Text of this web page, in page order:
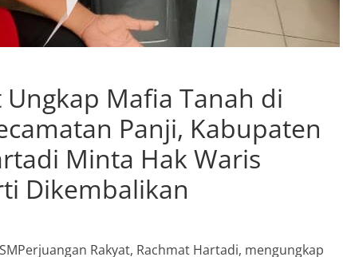
Ungkap Mafia Tanah di
Panji, Kabupaten
Minta Hak Waris
Dikembalikan
Rakyat, Rachmat Hartadi, mengungkap
Tragedi Meninggalnya
Seorang Pria Saat Mandi
Sumber Mata Air Desa
Situbondo
Agustus 11, 2023